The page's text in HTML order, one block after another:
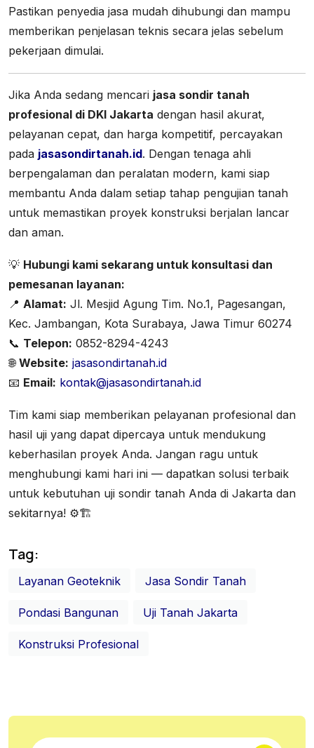
Pastikan penyedia jasa mudah dihubungi dan mampu
memberikan penjelasan teknis secara jelas sebelum
pekerjaan dimulai.
Jika Anda sedang mencari jasa sondir tanah
profesional di DKI Jakarta dengan hasil akurat,
pelayanan cepat, dan harga kompetitif, percayakan
pada jasasondirtanah.id. Dengan tenaga ahli
berpengalaman dan peralatan modern, kami siap
membantu Anda dalam setiap tahap pengujian tanah
untuk memastikan proyek konstruksi berjalan lancar
dan aman.
💡 Hubungi kami sekarang untuk konsultasi dan
pemesanan layanan:
📍 Alamat: Jl. Mesjid Agung Tim. No.1, Pagesangan,
Kec. Jambangan, Kota Surabaya, Jawa Timur 60274
📞 Telepon: 0852-8294-4243
🌐Website: jasasondirtanah.id
📧 Email: kontak@jasasondirtanah.id
Tim kami siap memberikan pelayanan profesional dan
hasil uji yang dapat dipercaya untuk mendukung
keberhasilan proyek Anda. Jangan ragu untuk
menghubungi kami hari ini — dapatkan solusi terbaik
untuk kebutuhan uji sondir tanah Anda di Jakarta dan
sekitarnya! ⚙️🏗️
Tag:
Layanan Geoteknik Jasa Sondir Tanah
Pondasi Bangunan Uji Tanah Jakarta
Konstruksi Profesional